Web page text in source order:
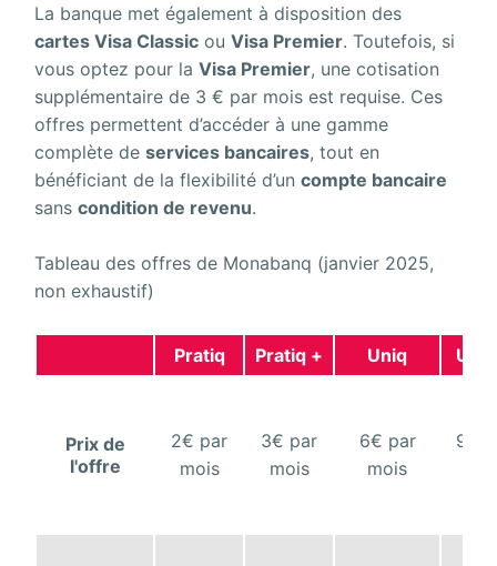
La banque met également à disposition des
cartes Visa Classic ouVisa Premier. Toutefois, si
vous optez pour laVisa Premier, une cotisation
supplémentaire de 3 € par mois est requise. Ces
offres permettent d’accéder à une gamme
complète deservices bancaires, tout en
bénéficiant de la flexibilité d’uncompte bancaire
sanscondition de revenu.
Tableau des offres de Monabanq (janvier 2025,
non exhaustif)
Pratiq Pratiq + Uniq
Prix de
l'offre
2€ par
mois
3€ par
mois
6€ par
mois
9€